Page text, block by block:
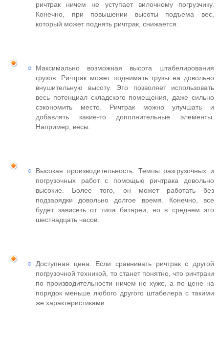
ричтрак ничем не уступает вилочному погрузчику.
Конечно, при повышении высоты подъема вес,
который может поднять ричтрак, снижается.
Максимально возможная высота штабелирования
грузов. Ричтрак может поднимать грузы на довольно
внушительную высоту. Это позволяет использовать
весь потенциал складского помещения, даже сильно
сэкономить место. Ричтрак можно улучшать и
добавлять какие-то дополнительные элементы.
Например, весы.
Высокая производительность. Темпы разгрузочных и
погрузочных работ с помощью ричтрака довольно
высокие. Более того, он может работать без
подзарядки довольно долгое время. Конечно, все
будет зависеть от типа батареи, но в среднем это
шестнадцать часов.
Доступная цена. Если сравнивать ричтрак с другой
погрузочной техникой, то станет понятно, что ричтраки
по производительности ничем не хуже, а по цене на
порядок меньше любого другого штабелера с такими
же характеристиками.